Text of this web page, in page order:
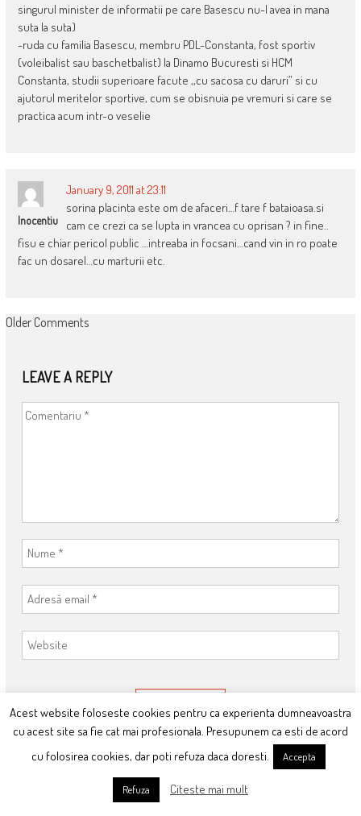
singurul minister de informatii pe care Basescu nu-l avea in mana
suta la suta)
-ruda cu familia Basescu, membru PDL-Constanta, fost sportiv
(voleibalist sau baschetbalist) la Dinamo Bucuresti si HCM
Constanta, studii superioare facute ,,cu sacosa cu daruri” si cu
ajutorul meritelor sportive, cum se obisnuia pe vremuri si care se
practica acum intr-o veselie
Inocentiu
January 9, 2011 at 23:11
sorina placinta este om de afaceri…f tare f bataioasa.si
cam ce crezi ca se lupta in vrancea cu oprisan ? in fine..
fisu e chiar pericol public …intreaba in focsani…cand vin in ro poate
fac un dosarel…cu marturii etc.
COMMENT
Older Comments
LEAVE A REPLY
This site uses Akismet to reduce spam.Learn how your comment data
is processed.
Acest website foloseste cookies pentru ca experienta dumneavoastra
cu acest site sa fie cat mai profesionala. Presupunem ca esti de acord
cu folosirea cookies, dar poti refuza daca doresti.
Accepta
Refuza Citeste mai mult